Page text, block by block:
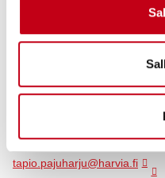
vuonna 1967 Suomalaisen
asti sitä jaettiin Tasavallan
Lisätietoja
tapio.pajuharju@harvia.fi